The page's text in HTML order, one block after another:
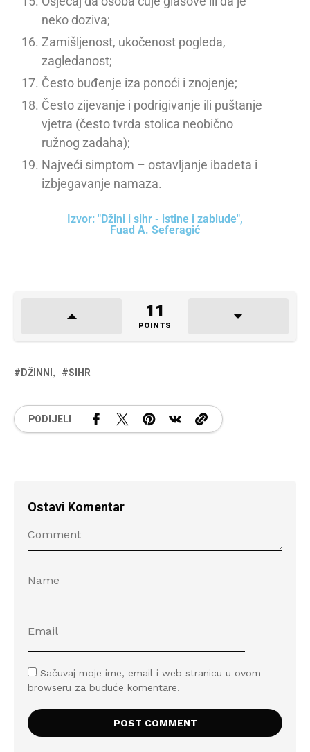
neko doziva;
Zamišljenost, ukočenost pogleda,
zagledanost;
Često buđenje iza ponoći i znojenje;
Često zijevanje i podrigivanje ili puštanje
vjetra (često tvrda stolica neobično
ružnog zadaha);
Najveći simptom – ostavljanje ibadeta i
izbjegavanje namaza.
Izvor: "Džini i sihr - istine i zablude",
Fuad A. Seferagić
11
POINTS
DŽINNI SIHR
PODIJELI
Ostavi Komentar
Sačuvaj moje ime, email i web stranicu u ovom
browseru za buduće komentare.